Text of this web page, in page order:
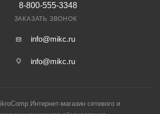
8-800-555-3348
ЗАКАЗАТЬ ЗВОНОК
info@mikc.ru
info@mikc.ru
Интернет-магазин сетевого и